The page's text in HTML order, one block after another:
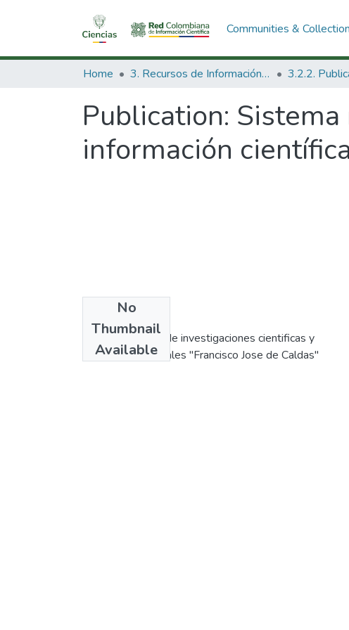
Communities &
Home 3. Recursos de Información Científica y Tecnológica
Publication: Sistema
información
No
Thumbnail
Available
Publisher
Fondo colobiano de investigaciones cientificas y
proyectos especiales "Francisco Jose de Caldas"